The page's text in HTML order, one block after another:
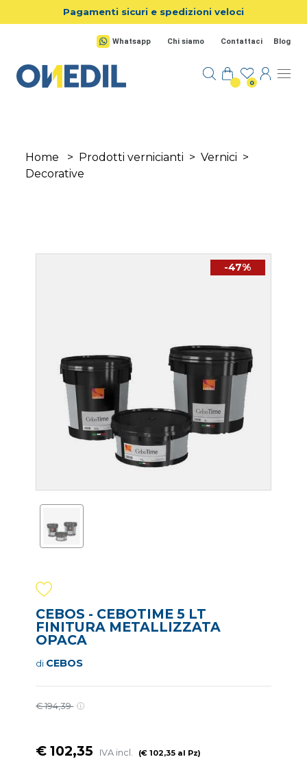
Salta al contenuto principale
Pagamenti sicuri e spedizioni veloci
Whatsapp Chi siamo Contattaci Blog
0
Home > Prodotti vernicianti > Vernici >
Decorative
-47%
CEBOS - CEBOTIME 5 LT
FINITURA METALLIZZATA
OPACA
di CEBOS
€ 194,39
€ 102,35 IVA incl. (€ 102,35 al Pz)